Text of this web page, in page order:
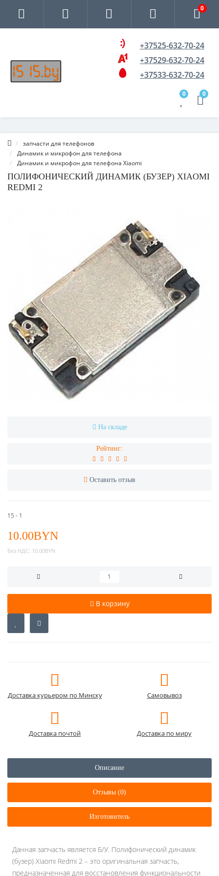
0
+37525-632-70-24
+37529-632-70-24
+37533-632-70-24
0 0
запчасти для телефонов
Динамик и микрофон для телефона
Динамик и микрофон для телефона Xiaomi
ПОЛИФОНИЧЕСКИЙ ДИНАМИК (БУЗЕР) XIAOMI
REDMI 2
На складе
Рейтинг:
Оставить отзыв
15 - 1
10.00BYN
Без НДС: 10.00BYN
В корзину
Доставка курьером по Минску Самовывоз
Доставка почтой Доставка по миру
Описание
Отзывы (0)
Изготовитель
Данная запчасть является Б/У. Полифонический динамик
(бузер) Xiaomi Redmi 2 – это оригинальная запчасть,
предназначенная для восстановления функциональности